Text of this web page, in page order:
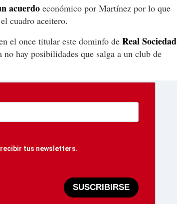
acuerdo económico por Martínez por lo que
cuadro aceitero.
el once titular este dominfo de Real Sociedad
no hay posibilidades que salga a un club de
tus newsletters.
SUSCRIBIRSE